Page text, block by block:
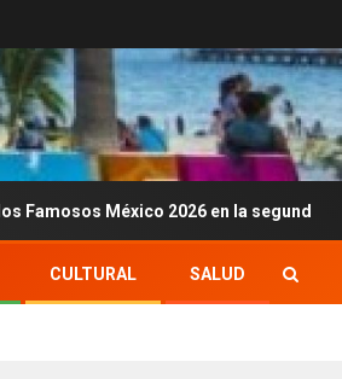
México 2026 en la segunda semana
CULTURAL SALUD